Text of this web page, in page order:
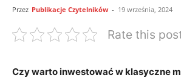
Przez Publikacje Czytelników - 19 września, 2024
Rate this
Czy warto⁢ inwestować w klasyczne